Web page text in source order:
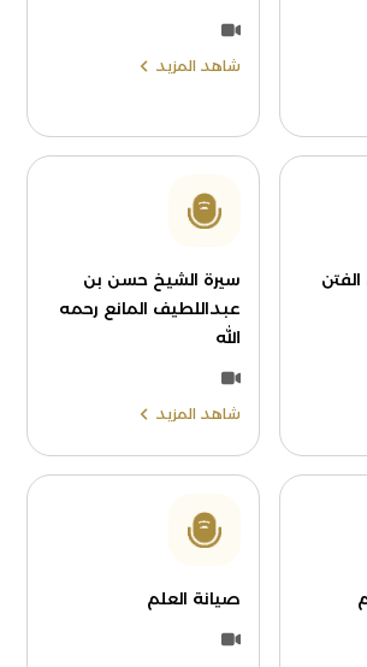
شاهد المزيد
سيرة الشيخ حسن بن
عبداللطيف المانع رحمه
الله
شاهد المزيد
صيانة العلم